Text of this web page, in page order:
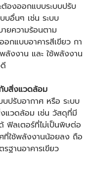
ต้องออกแบบระบบปรับ
บอื่นๆ เช่น ระบบ
ยความร้อนตาม
กแบบอาคารสีเขียว กา
งงาน และ ใช้พลังงาน
บสิ่งแวดล้อม
บปรับอากาศ หรือ ระบบ
แวดล้อม เช่น วัสดุที่มี
ฟิลเตอร์ที่ไม่เป็นพิษต่อ
ที่ใช้พลังงานน้อยลง ถือ
ฐานอาคารเขียว